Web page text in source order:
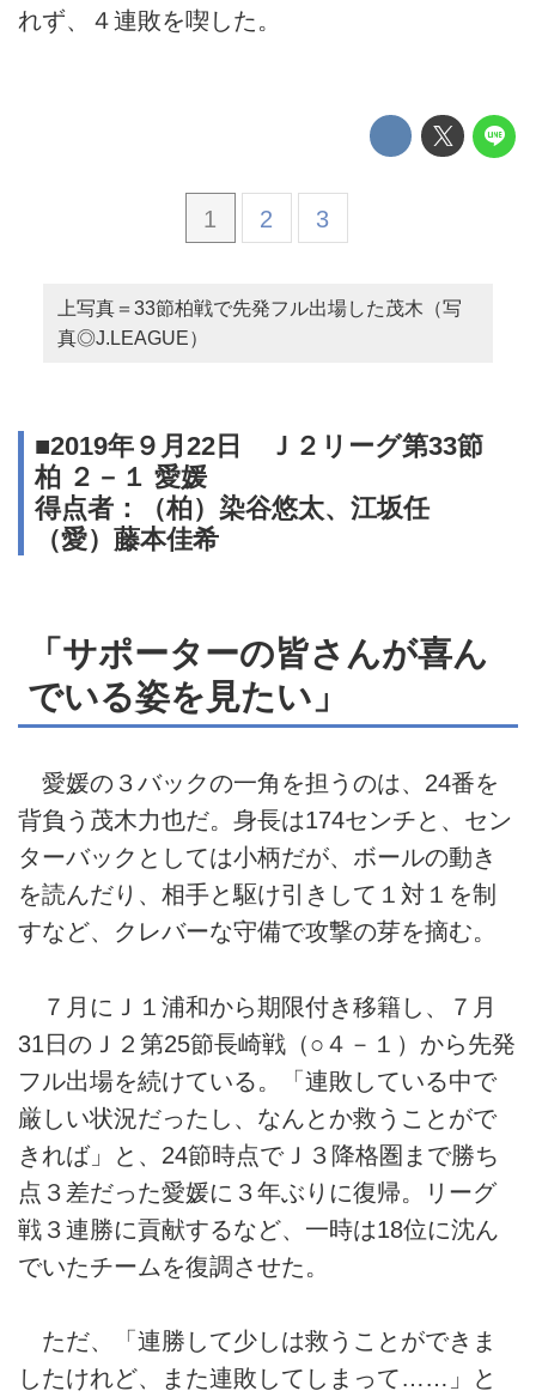
れず、４連敗を喫した。
1 2 3
上写真＝33節柏戦で先発フル出場した茂木（写
真◎J.LEAGUE）
■2019年９月22日 Ｊ２リーグ第33節
柏 ２－１ 愛媛
得点者：（柏）染谷悠太、江坂任
（愛）藤本佳希
「サポーターの皆さんが喜ん
でいる姿を見たい」
愛媛の３バックの一角を担うのは、24番を
背負う茂木力也だ。身長は174センチと、セン
ターバックとしては小柄だが、ボールの動き
を読んだり、相手と駆け引きして１対１を制
すなど、クレバーな守備で攻撃の芽を摘む。
７月にＪ１浦和から期限付き移籍し、７月
31日のＪ２第25節長崎戦（○４－１）から先発
フル出場を続けている。「連敗している中で
厳しい状況だったし、なんとか救うことがで
きれば」と、24節時点でＪ３降格圏まで勝ち
点３差だった愛媛に３年ぶりに復帰。リーグ
戦３連勝に貢献するなど、一時は18位に沈ん
でいたチームを復調させた。
ただ、「連勝して少しは救うことができま
したけれど、また連敗してしまって……」と